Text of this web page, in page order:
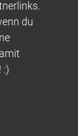
du
:)